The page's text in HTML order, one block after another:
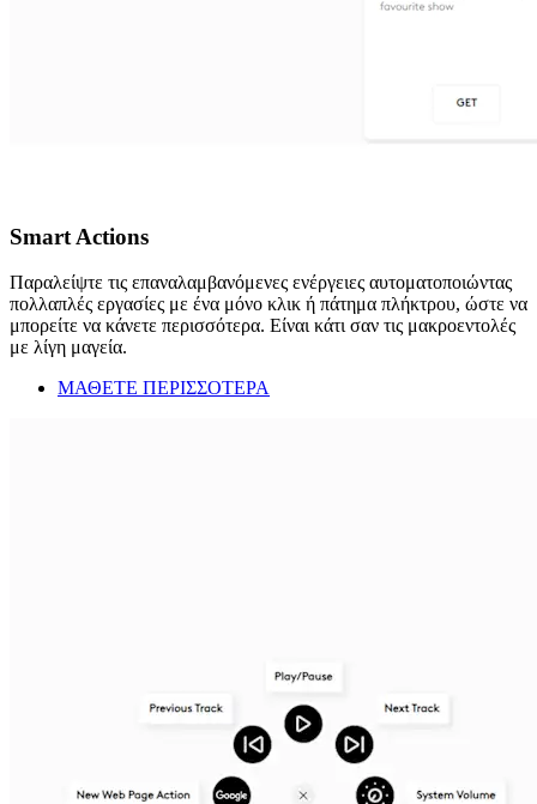
Smart Actions
Παραλείψτε τις επαναλαμβανόμενες ενέργειες αυτοματοποιώντας
πολλαπλές εργασίες με ένα μόνο κλικ ή πάτημα πλήκτρου, ώστε να
μπορείτε να κάνετε περισσότερα. Είναι κάτι σαν τις μακροεντολές
με λίγη μαγεία.
ΜΑΘΕΤΕ ΠΕΡΙΣΣΟΤΕΡΑ